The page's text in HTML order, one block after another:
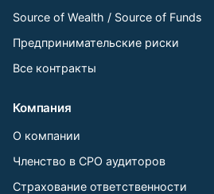
Source of Wealth / Source of Funds
Предпринимательские риски
Все контракты
Компания
О компании
Членство в СРО аудиторов
Страхование ответственности